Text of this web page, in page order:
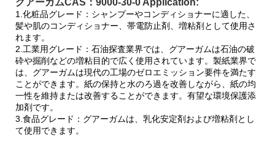
1.化粧品グレード：シャンプーやコンディショナーに適した、
髪や肌のコンディショナー、帯電防止剤、増粘剤として使用さ
れます。
2.工業用グレード：石油探査業界では、グアーガムは石油の破
砕や掘削などの増粘目的で広く使用されています。製紙業界で
は、グアーガムは現代の工場のゼロエミッション要件を満たす
ことができます。紙の保持と水のろ過を改善しながら、紙の均
一性を維持または改善することができます。有望な環境保護添
加剤です。
3.食品グレード：グアーガムは、乳化安定剤および増粘剤とし
て使用できます。